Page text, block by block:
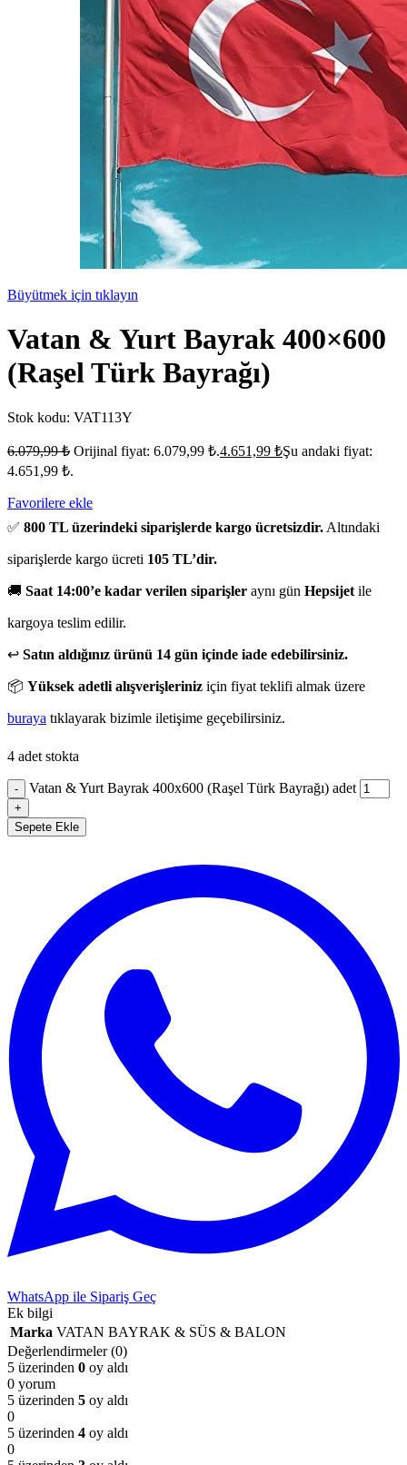
Büyütmek için tıklayın
Vatan & Yurt Bayrak 400×600
(Raşel Türk Bayrağı)
Stok kodu: VAT113Y
6.079,99₺ Orijinal fiyat: 6.079,99 ₺.4.651,99 ₺Şu andaki fiyat:
4.651,99 ₺.
Favorilere ekle
✅ 800 TL üzerindeki siparişlerde kargo ücretsizdir. Altındaki
siparişlerde kargo ücreti 105 TL’dir.
🚚 Saat 14:00’e kadar verilen siparişler aynı gün Hepsijet ile
kargoya teslim edilir.
↩️ Satın aldığınız ürünü 14 gün içinde iade edebilirsiniz.
📦 Yüksek adetli alışverişleriniz için fiyat teklifi almak üzere
buraya tıklayarak bizimle iletişime geçebilirsiniz.
4 adet stokta
- Vatan & Yurt Bayrak 400x600 (Raşel Türk Bayrağı) adet
+
Sepete Ekle
WhatsApp ile Sipariş Geç
Ek bilgi
Marka VATAN BAYRAK & SÜS & BALON
Değerlendirmeler (0)
5 üzerinden 0 oy aldı
0 yorum
5 üzerinden 5 oy aldı
0
5 üzerinden 4 oy aldı
0